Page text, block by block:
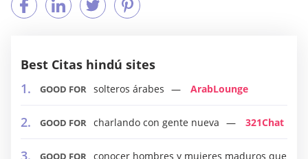
Best Citas hindú sites
GOOD FOR solteros árabes ArabLounge
GOOD FOR charlando con gente nueva 321Chat
GOOD FOR conocer hombres y mujeres maduros que